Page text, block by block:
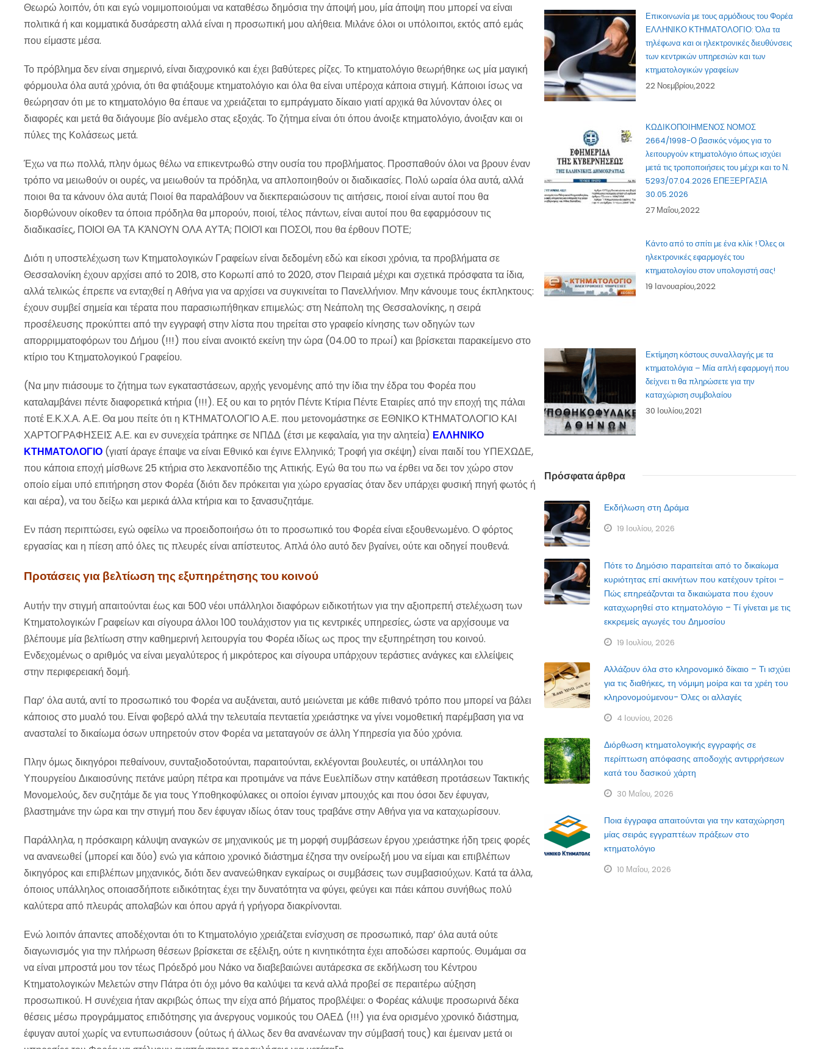
Θεωρώ λοιπόν, ότι και εγώ νομιμοποιούμαι να καταθέσω δημόσια την άποψή μου, μία άποψη που μπορεί να είναι
πολιτικά ή και κομματικά δυσάρεστη αλλά είναι η προσωπική μου αλήθεια. Μιλάνε όλοι οι υπόλοιποι, εκτός από εμάς
που είμαστε μέσα.
Το πρόβλημα δεν είναι σημερινό, είναι διαχρονικό και έχει βαθύτερες ρίζες. Το κτηματολόγιο θεωρήθηκε ως μία μαγική
φόρμουλα όλα αυτά χρόνια, ότι θα φτιάξουμε κτηματολόγιο και όλα θα είναι υπέροχα κάποια στιγμή. Κάποιοι ίσως να
θεώρησαν ότι με το κτηματολόγιο θα έπαυε να χρειάζεται το εμπράγματο δίκαιο γιατί αρχικά θα λύνονταν όλες οι
διαφορές και μετά θα διάγουμε βίο ανέμελο στας εξοχάς. Το ζήτημα είναι ότι όπου άνοιξε κτηματολόγιο, άνοιξαν και οι
πύλες της Κολάσεως μετά.
Έχω να πω πολλά, πλην όμως θέλω να επικεντρωθώ στην ουσία του προβλήματος. Προσπαθούν όλοι να βρουν έναν
τρόπο να μειωθούν οι ουρές, να μειωθούν τα πρόδηλα, να απλοποιηθούν οι διαδικασίες. Πολύ ωραία όλα αυτά, αλλά
ποιοι θα τα κάνουν όλα αυτά; Ποιοί θα παραλάβουν να διεκπεραιώσουν τις αιτήσεις, ποιοί είναι αυτοί που θα
διορθώνουν οίκοθεν τα όποια πρόδηλα θα μπορούν, ποιοί, τέλος πάντων, είναι αυτοί που θα εφαρμόσουν τις
διαδικασίες, ΠΟΙΟΙ ΘΑ ΤΑ ΚΆΝΟΥΝ ΟΛΑ ΑΥΤΑ; ΠΟΙΟΊ και ΠΟΣΟΙ, που θα έρθουν ΠΟΤΕ;
Διότι η υποστελέχωση των Κτηματολογικών Γραφείων είναι δεδομένη εδώ και είκοσι χρόνια, τα προβλήματα σε
Θεσσαλονίκη έχουν αρχίσει από το 2018, στο Κορωπί από το 2020, στον Πειραιά μέχρι και σχετικά πρόσφατα τα ίδια,
αλλά τελικώς έπρεπε να ενταχθεί η Αθήνα για να αρχίσει να συγκινείται το Πανελλήνιον. Μην κάνουμε τους έκπληκτους:
έχουν συμβεί σημεία και τέρατα που παρασιωπήθηκαν επιμελώς: στη Νεάπολη της Θεσσαλονίκης, η σειρά
προσέλευσης προκύπτει από την εγγραφή στην λίστα που τηρείται στο γραφείο κίνησης των οδηγών των
απορριμματοφόρων του Δήμου (!!!) που είναι ανοικτό εκείνη την ώρα (04.00 το πρωί) και βρίσκεται παρακείμενο στο
κτίριο του Κτηματολογικού Γραφείου.
(Να μην πιάσουμε το ζήτημα των εγκαταστάσεων, αρχής γενομένης από την ίδια την έδρα του Φορέα που
καταλαμβάνει πέντε διαφορετικά κτήρια (!!!). Εξ ου και το ρητόν Πέντε Κτίρια Πέντε Εταιρίες από την εποχή της πάλαι
ποτέ Ε.Κ.Χ.Α. Α.Ε. Θα μου πείτε ότι η ΚΤΗΜΑΤΟΛΟΓΙΟ Α.Ε. που μετονομάστηκε σε ΕΘΝΙΚΟ ΚΤΗΜΑΤΟΛΟΓΙΟ ΚΑΙ
ΧΑΡΤΟΓΡΑΦΗΣΕΙΣ Α.Ε. και εν συνεχεία τράπηκε σε ΝΠΔΔ (έτσι με κεφαλαία, για την αλητεία) ΕΛΛΗΝΙΚΟ
ΚΤΗΜΑΤΟΛΟΓΙΟ (γιατί άραγε έπαψε να είναι Εθνικό και έγινε Ελληνικό; Τροφή για σκέψη) είναι παιδί του ΥΠΕΧΩΔΕ,
που κάποια εποχή μίσθωνε 25 κτήρια στο λεκανοπέδιο της Αττικής. Εγώ θα του πω να έρθει να δει τον χώρο στον
οποίο είμαι υπό επιτήρηση στον Φορέα (διότι δεν πρόκειται για χώρο εργασίας όταν δεν υπάρχει φυσική πηγή φωτός ή
και αέρα), να του δείξω και μερικά άλλα κτήρια και το ξανασυζητάμε.
Εν πάση περιπτώσει, εγώ οφείλω να προειδοποιήσω ότι το προσωπικό του Φορέα είναι εξουθενωμένο. Ο φόρτος
εργασίας και η πίεση από όλες τις πλευρές είναι απίστευτος. Απλά όλο αυτό δεν βγαίνει, ούτε και οδηγεί πουθενά.
Προτάσεις για βελτίωση της εξυπηρέτησης του κοινού
Αυτήν την στιγμή απαιτούνται έως και 500 νέοι υπάλληλοι διαφόρων ειδικοτήτων για την αξιοπρεπή στελέχωση των
Κτηματολογικών Γραφείων και σίγουρα άλλοι 100 τουλάχιστον για τις κεντρικές υπηρεσίες, ώστε να αρχίσουμε να
βλέπουμε μία βελτίωση στην καθημερινή λειτουργία του Φορέα ιδίως ως προς την εξυπηρέτηση του κοινού.
Ενδεχομένως ο αριθμός να είναι μεγαλύτερος ή μικρότερος και σίγουρα υπάρχουν τεράστιες ανάγκες και ελλείψεις
στην περιφερειακή δομή.
Παρ’ όλα αυτά, αντί το προσωπικό του Φορέα να αυξάνεται, αυτό μειώνεται με κάθε πιθανό τρόπο που μπορεί να βάλει
κάποιος στο μυαλό του. Είναι φοβερό αλλά την τελευταία πενταετία χρειάστηκε να γίνει νομοθετική παρέμβαση για να
ανασταλεί το δικαίωμα όσων υπηρετούν στον Φορέα να μεταταγούν σε άλλη Υπηρεσία για δύο χρόνια.
Πλην όμως δικηγόροι πεθαίνουν, συνταξιοδοτούνται, παραιτούνται, εκλέγονται βουλευτές, οι υπάλληλοι του
Υπουργείου Δικαιοσύνης πετάνε μαύρη πέτρα και προτιμάνε να πάνε Ευελπίδων στην κατάθεση προτάσεων Τακτικής
Μονομελούς, δεν συζητάμε δε για τους Υποθηκοφύλακες οι οποίοι έγιναν μπουχός και που όσοι δεν έφυγαν,
βλαστημάνε την ώρα και την στιγμή που δεν έφυγαν ιδίως όταν τους τραβάνε στην Αθήνα για να καταχωρίσουν.
Παράλληλα, η πρόσκαιρη κάλυψη αναγκών σε μηχανικούς με τη μορφή συμβάσεων έργου χρειάστηκε ήδη τρεις φορές
να ανανεωθεί (μπορεί και δύο) ενώ για κάποιο χρονικό διάστημα έζησα την ονείρωξή μου να είμαι και επιβλέπων
δικηγόρος και επιβλέπων μηχανικός, διότι δεν ανανεώθηκαν εγκαίρως οι συμβάσεις των συμβασιούχων. Κατά τα άλλα,
όποιος υπάλληλος οποιασδήποτε ειδικότητας έχει την δυνατότητα να φύγει, φεύγει και πάει κάπου συνήθως πολύ
καλύτερα από πλευράς απολαβών και όπου αργά ή γρήγορα διακρίνονται.
Ενώ λοιπόν άπαντες αποδέχονται ότι το Κτηματολόγιο χρειάζεται ενίσχυση σε προσωπικό, παρ’ όλα αυτά ούτε
διαγωνισμός για την πλήρωση θέσεων βρίσκεται σε εξέλιξη, ούτε η κινητικότητα έχει αποδώσει καρπούς. Θυμάμαι σα
να είναι μπροστά μου τον τέως Πρόεδρό μου Νάκο να διαβεβαιώνει αυτάρεσκα σε εκδήλωση του Κέντρου
Κτηματολογικών Μελετών στην Πάτρα ότι όχι μόνο θα καλύψει τα κενά αλλά προβεί σε περαιτέρω αύξηση
προσωπικού. Η συνέχεια ήταν ακριβώς όπως την είχα από βήματος προβλέψει: ο Φορέας κάλυψε προσωρινά δέκα
θέσεις μέσω προγράμματος επιδότησης για άνεργους νομικούς του ΟΑΕΔ (!!!) για ένα ορισμένο χρονικό διάστημα,
έφυγαν αυτοί χωρίς να εντυπωσιάσουν (ούτως ή άλλως δεν θα ανανέωναν την σύμβασή τους) και έμειναν μετά οι
Επικοινωνία με τους αρμόδιους του Φορέα
ΕΛΛΗΝΙΚΟ ΚΤΗΜΑΤΟΛΟΓΙΟ: Όλα τα
τηλέφωνα και οι ηλεκτρονικές διευθύνσεις
των κεντρικών υπηρεσιών και των
κτηματολογικών γραφείων
22 Νοεμβρίου,2022
ΚΩΔΙΚΟΠΟΙΗΜΕΝΟΣ ΝΟΜΟΣ
2664/1998-Ο βασικός νόμος για το
λειτουργούν κτηματολόγιο όπως ισχύει
μετά τις τροποποιήσεις του μέχρι και το Ν.
5293/07.04.2026 ΕΠΕΞΕΡΓΑΣΙΑ
30.05.2026
27 Μαΐου,2022
Κάντο από το σπίτι με ένα κλίκ ! Όλες οι
ηλεκτρονικές εφαρμογές του
κτηματολογίου στον υπολογιστή σας!
19 Ιανουαρίου,2022
Εκτίμηση κόστους συναλλαγής με τα
κτηματολόγια – Μία απλή εφαρμογή που
δείχνει τι θα πληρώσετε για την
καταχώριση συμβολαίου
30 Ιουλίου,2021
Πρόσφατα άρθρα
Εκδήλωση στη Δράμα
19 Ιουλίου, 2026
Πότε το Δημόσιο παραιτείται από το δικαίωμα
κυριότητας επί ακινήτων που κατέχουν τρίτοι –
Πώς επηρεάζονται τα δικαιώματα που έχουν
καταχωρηθεί στο κτηματολόγιο – Τί γίνεται με τις
εκκρεμείς αγωγές του Δημοσίου
19 Ιουλίου, 2026
Αλλάζουν όλα στο κληρονομικό δίκαιο – Τι ισχύει
για τις διαθήκες, τη νόμιμη μοίρα και τα χρέη του
κληρονομούμενου- Όλες οι αλλαγές
4 Ιουνίου, 2026
Διόρθωση κτηματολογικής εγγραφής σε
περίπτωση απόφασης αποδοχής αντιρρήσεων
κατά του δασικού χάρτη
30 Μαΐου, 2026
Ποια έγγραφα απαιτούνται για την καταχώρηση
μίας σειράς εγγραπτέων πράξεων στο
κτηματολόγιο
10 Μαΐου, 2026